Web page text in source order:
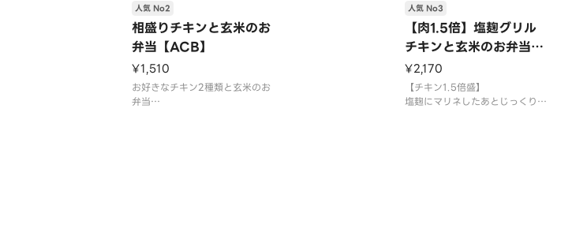
相盛りチキンと玄米のお
弁当【ACB】
人気 No2
¥1,510
お好きなチキン2種類と玄米のお
弁当
【肉1.5倍】塩麹グリル
チキンと玄米のお弁当
【1.5SCB】
人気 No3
¥2,170
【チキン1.5倍盛】
塩麹にマリネしたあとじっくりグ